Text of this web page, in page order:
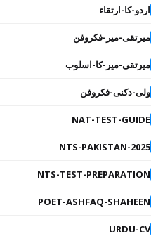
اردو-کا-ارتقاء
میرتقی-میر-فکروفن
میرتقی-میر-کا-اسلوب
ولی-دکنی-فکروفن
NAT-TEST-GUIDE
NTS-PAKISTAN-2025
NTS-TEST-PREPARATION
POET-ASHFAQ-SHAHEEN
URDU-CV